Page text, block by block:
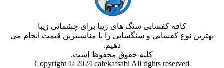
کافه کفسابی سنگ های زیبا برای چشمانی زیبا
بهترین نوع کفسابی و سنگسابی را با مناسبترین قیمت انجام می
دهیم.
کلیه حقوق محفوظ است.
Copyright © 2024 cafekafsabi All rights reserved